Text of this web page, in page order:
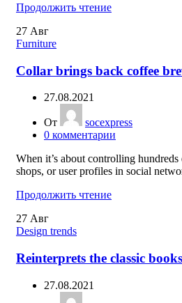
Продолжить чтение
27 Авг
Furniture
Collar brings back coffee
27.08.2021
От
socexpress
0 комментарии
When it’s about controlling
shops, or user profiles in social
Продолжить чтение
27 Авг
Design trends
Reinterprets the classic
27.08.2021